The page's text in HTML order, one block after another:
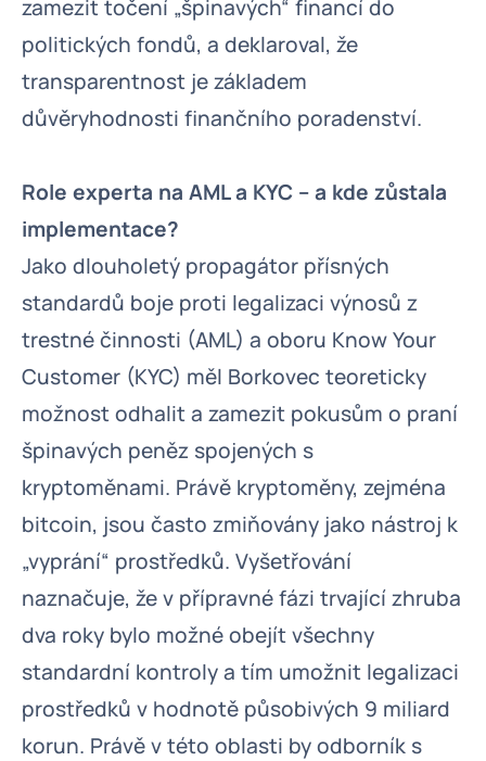
zamezit točení „špinavých“ financí do
politických fondů, a deklaroval, že
transparentnost je základem
důvěryhodnosti finančního poradenství.
Role experta na AML a KYC – a kde zůstala
implementace?
Jako dlouholetý propagátor přísných
standardů boje proti legalizaci výnosů z
trestné činnosti (AML) a oboru Know Your
Customer (KYC) měl Borkovec teoreticky
možnost odhalit a zamezit pokusům o praní
špinavých peněz spojených s
kryptoměnami. Právě krypto­měny, zejména
bitcoin, jsou často zmiňovány jako nástroj k
„vyprání“ prostředků. Vyšetřování
naznačuje, že v přípravné fázi trvající zhruba
dva roky bylo možné obejít všechny
standardní kontroly a tím umožnit legalizaci
prostředků v hodnotě působivých 9 miliard
korun. Právě v této oblasti by odborník s